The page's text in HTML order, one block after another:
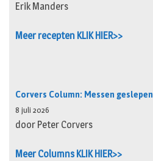
Erik Manders
Meer recepten KLIK HIER>>
Corvers Column: Messen geslepen
8 juli 2026
door Peter Corvers
Meer Columns KLIK HIER>>